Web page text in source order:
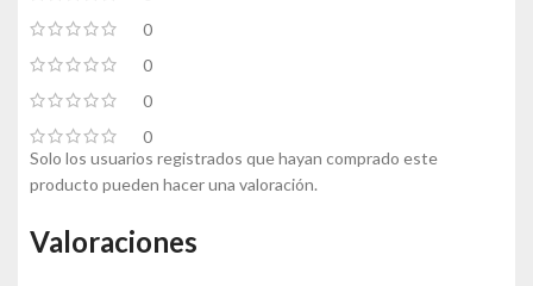
0
0
0
0
Valoraciones
Solo los usuarios registrados que hayan comprado este
producto pueden hacer una valoración.